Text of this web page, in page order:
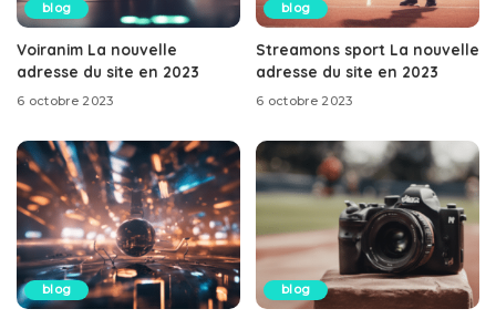
blog
Voiranim La nouvelle
adresse du site en 2023
6 octobre 2023
blog
Streamons sport La nouvelle
adresse du site en 2023
6 octobre 2023
blog blog